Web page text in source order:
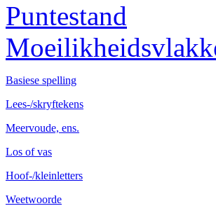
Puntestand
Basiese spelling
Lees-/skryftekens
Meervoude, ens.
Los of vas
Hoof-/kleinletters
Weetwoorde